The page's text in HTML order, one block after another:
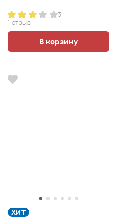
3
1 отзыв
В корзину
ХИТ